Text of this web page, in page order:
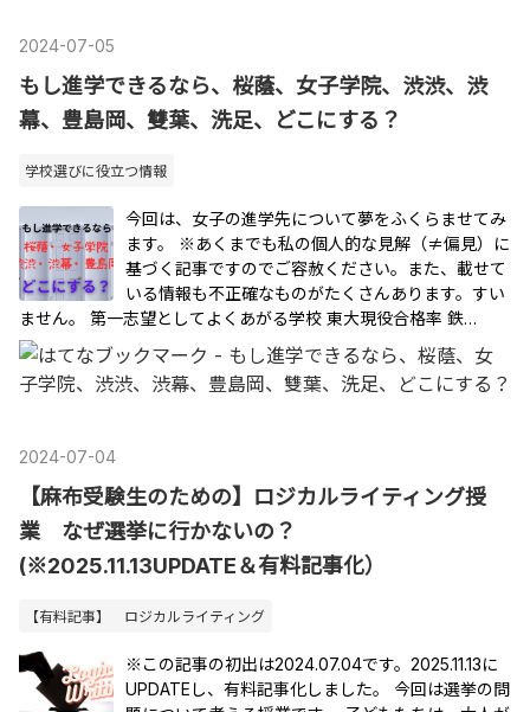
2024-07-05
もし進学できるなら、桜蔭、女子学院、渋渋、渋
幕、豊島岡、雙葉、洗足、どこにする？
学校選びに役立つ情報
今回は、女子の進学先について夢をふくらませてみ
ます。 ※あくまでも私の個人的な見解（≠偏見）に
基づく記事ですのでご容赦ください。また、載せて
いる情報も不正確なものがたくさんあります。すい
ません。 第一志望としてよくあがる学校 東大現役合格率 鉄…
2024-07-04
【麻布受験生のための】ロジカルライティング授
業 なぜ選挙に行かないの？
(※2025.11.13UPDATE＆有料記事化）
【有料記事】 ロジカルライティング
※この記事の初出は2024.07.04です。2025.11.13に
UPDATEし、有料記事化しました。 今回は選挙の問